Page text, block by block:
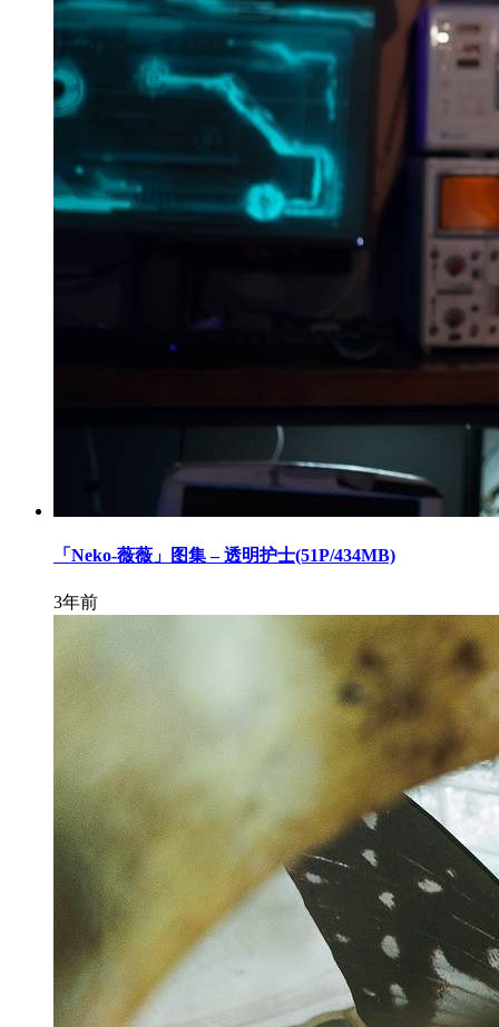
「Neko-薇薇」图集 – 透明护士(51P/434MB)
3年前